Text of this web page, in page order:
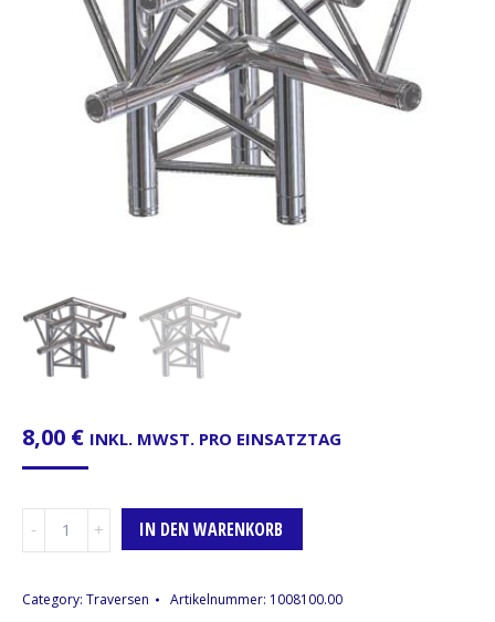
8,00 € INKL. MWST. PRO EINSATZTAG
Ecke,
IN DEN WARENKORB
Category: Traversen Artikelnummer: 1008100.00